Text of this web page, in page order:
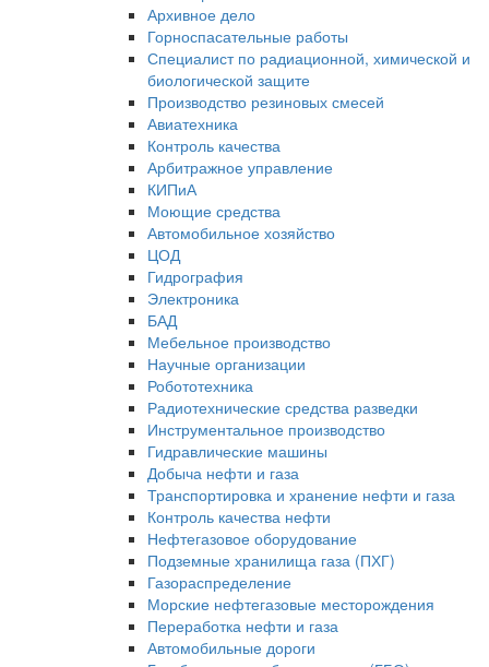
Архивное дело
Горноспасательные работы
Специалист по радиационной, химической и
биологической защите
Производство резиновых смесей
Авиатехника
Контроль качества
Арбитражное управление
КИПиА
Моющие средства
Автомобильное хозяйство
ЦОД
Гидрография
Электроника
БАД
Мебельное производство
Научные организации
Робототехника
Радиотехнические средства разведки
Инструментальное производство
Гидравлические машины
Добыча нефти и газа
Транспортировка и хранение нефти и газа
Контроль качества нефти
Нефтегазовое оборудование
Подземные хранилища газа (ПХГ)
Газораспределение
Морские нефтегазовые месторождения
Переработка нефти и газа
Автомобильные дороги